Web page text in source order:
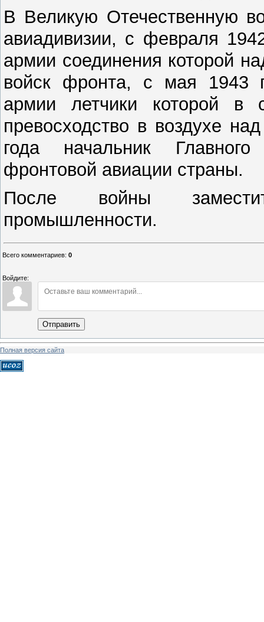
В Великую Отечественную
авиадивизии, с февраля
армии соединения которой
войск фронта, с мая 1943
армии летчики которой в
превосходство в воздухе
года начальник
фронтовой авиации страны.
После войны
промышленности.
Всего комментариев: 0
Войдите:
Отправить
Полная версия сайта